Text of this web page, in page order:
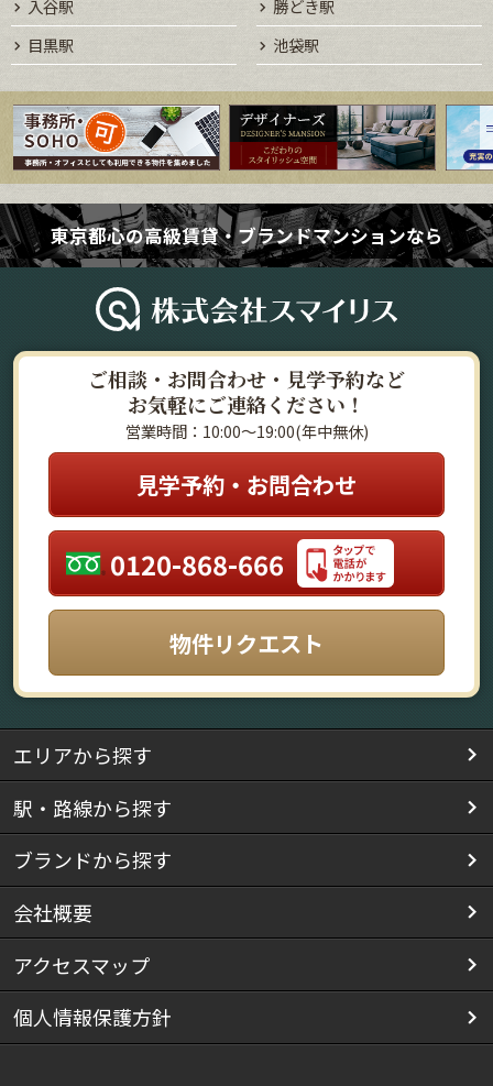
入谷駅
勝どき駅
目黒駅
池袋駅
東京都心の高級賃貸・ブランドマンションなら
ご相談・お問合わせ・見学予約など
お気軽にご連絡ください！
営業時間：10:00～19:00(年中無休)
見学予約・お問合わせ
0120-868-666
物件リクエスト
エリアから探す
駅・路線から探す
ブランドから探す
会社概要
アクセスマップ
個人情報保護方針